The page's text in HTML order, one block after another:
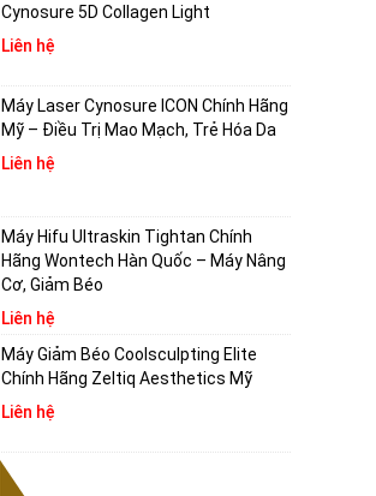
Cynosure 5D Collagen Light
Liên hệ
Máy Laser Cynosure ICON Chính Hãng
Mỹ – Điều Trị Mao Mạch, Trẻ Hóa Da
Liên hệ
Máy Hifu Ultraskin Tightan Chính
Hãng Wontech Hàn Quốc – Máy Nâng
Cơ, Giảm Béo
Liên hệ
Máy Giảm Béo Coolsculpting Elite
Chính Hãng Zeltiq Aesthetics Mỹ
Liên hệ